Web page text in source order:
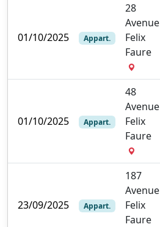
01/10/2025 Appart.
28
Avenue
Felix
Faure
01/10/2025 Appart.
48
Avenue
Felix
Faure
23/09/2025 Appart.
187
Avenue
Felix
Faure